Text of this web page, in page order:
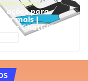
, VENDAS
ações para
mais |
ChatGPT